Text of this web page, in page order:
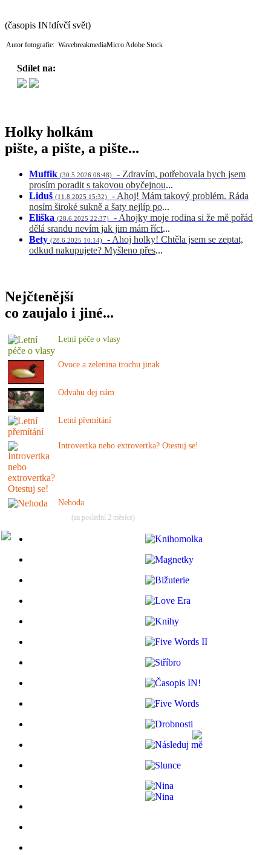
(časopis IN!dívčí svět)
Autor fotografie: WavebreakmediaMicro Adobe Stock
Sdílet na:
Holky holkám
pište, a pište, a pište...
Muffik (30.5.2026 08:48)
- Zdravím, potřebovala bych jsem
prosím poradit s takovou obyčejnou...
Liduš (11.8.2025 15:32)
- Ahoj! Mám takový problém. Ráda
nosím široké sukně a šaty nejlíp po...
Eliška (28.6.2025 22:37)
- Ahojky moje rodina si že mě pořád
dělá srandu nevím jak jim mám říct...
Bety (28.6.2025 10:14)
- Ahoj holky! Chtěla jsem se zeptat,
odkud nakupujete? Myšleno přes...
Nejčtenější
co zaujalo i jiné...
Letní péče o vlasy
Ovoce a zelenina trochu jinak
Odvahu dej nám
Letní přemítání
Introvertka nebo extrovertka? Otestuj se!
Nehoda
(za poslední 2 měsíce)